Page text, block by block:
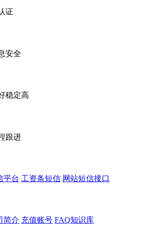
证
安全
稳定高
跟进
平台 工资条短信 网站短信接口
简介 充值账号 FAQ知识库